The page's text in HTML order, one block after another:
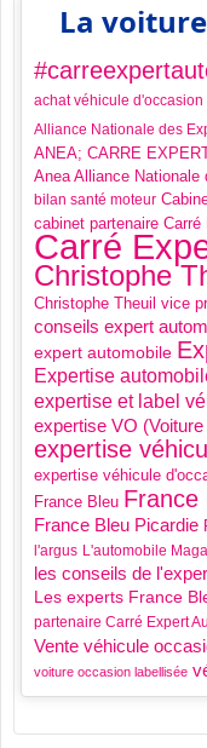
La voiture
achat véhicule d'occasion
Alliance Nationale des
ANEA; CARRE
Anea Alliance
bilan santé moteur
cabinet partenaire Carré
Carré
Christophe
Christophe Theuil vice
conseils expert
expert automobile
Expertise
expertise et label
expertise VO
expertise
expertise véhicule
France Bleu France
France Bleu Picardie
l'argus L'automobile
les conseils de
Les experts France
partenaire Carré Expert
Vente véhicule
voiture occasion labellisée